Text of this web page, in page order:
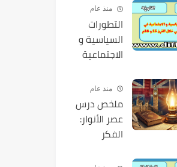
منذ عام
التطورات
السياسية و
الاجتماعية
الإسلامي
و 16م
منذ عام
ملخص درس
عصر الأنوار:
الفكر